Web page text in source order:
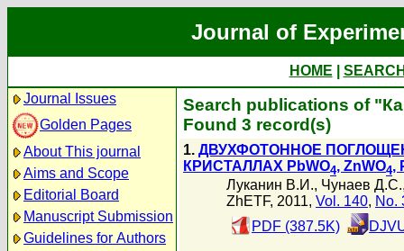
Journal of
HOME
Journal Issues
Golden Pages
About This journal
Aims and Scope
Editorial Board
Manuscript Submission
Guidelines for Authors
Search publications of
Found 3 record(s)
1. ДВУХФОТОННОЕ
КРИСТАЛЛАХ PbWO4, ZnWO4,
Луканин В.И., Чунаев Д.С.
ZhETF, 2011, Vol. 140, No.
PDF (387.5K)